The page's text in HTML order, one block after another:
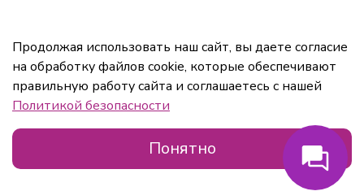
Кабинет
Профиль
Продолжая использовать наш сайт, вы даете согласие
на обработку файлов cookie, которые обеспечивают
правильную работу сайта и соглашаетесь с нашей
Политикой безопасности
Понятно